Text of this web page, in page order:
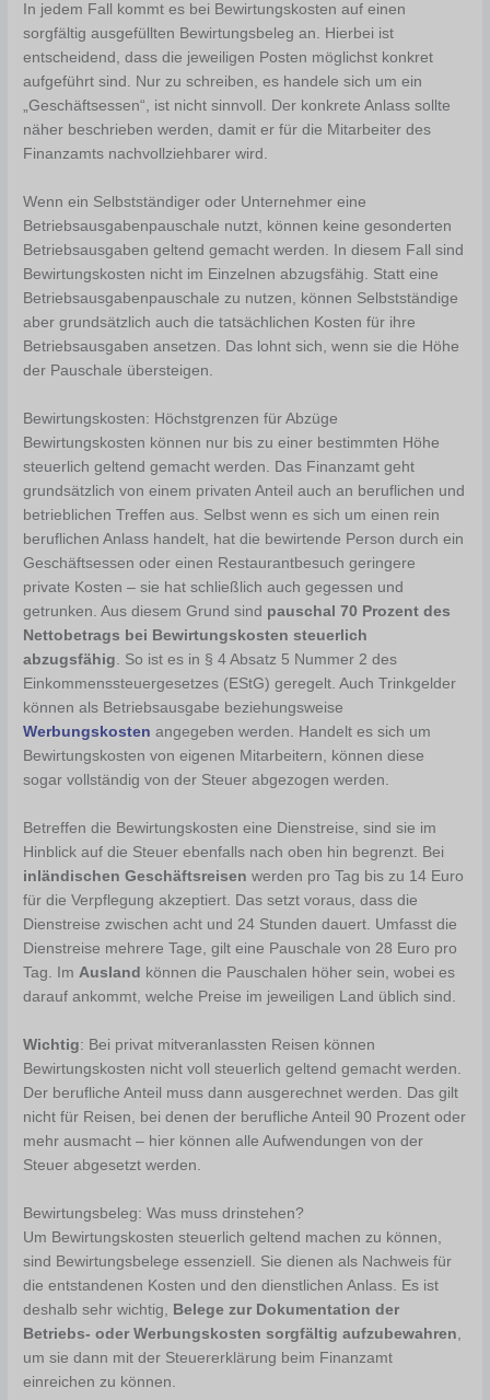
In jedem Fall kommt es bei Bewirtungskosten auf einen
sorgfältig ausgefüllten Bewirtungsbeleg an. Hierbei ist
entscheidend, dass die jeweiligen Posten möglichst konkret
aufgeführt sind. Nur zu schreiben, es handele sich um ein
„Geschäftsessen“, ist nicht sinnvoll. Der konkrete Anlass sollte
näher beschrieben werden, damit er für die Mitarbeiter des
Finanzamts nachvollziehbarer wird.
Wenn ein Selbstständiger oder Unternehmer eine
Betriebsausgabenpauschale nutzt, können keine gesonderten
Betriebsausgaben geltend gemacht werden. In diesem Fall sind
Bewirtungskosten nicht im Einzelnen abzugsfähig. Statt eine
Betriebsausgabenpauschale zu nutzen, können Selbstständige
aber grundsätzlich auch die tatsächlichen Kosten für ihre
Betriebsausgaben ansetzen. Das lohnt sich, wenn sie die Höhe
der Pauschale übersteigen.
Bewirtungskosten: Höchstgrenzen für Abzüge
Bewirtungskosten können nur bis zu einer bestimmten Höhe
steuerlich geltend gemacht werden. Das Finanzamt geht
grundsätzlich von einem privaten Anteil auch an beruflichen und
betrieblichen Treffen aus. Selbst wenn es sich um einen rein
beruflichen Anlass handelt, hat die bewirtende Person durch ein
Geschäftsessen oder einen Restaurantbesuch geringere
private Kosten – sie hat schließlich auch gegessen und
getrunken. Aus diesem Grund sind pauschal 70 Prozent des
Nettobetrags bei Bewirtungskosten steuerlich
abzugsfähig . So ist es in § 4 Absatz 5 Nummer 2 des
Einkommenssteuergesetzes (EStG) geregelt. Auch Trinkgelder
können als Betriebsausgabe beziehungsweise
Werbungskosten angegeben werden. Handelt es sich um
Bewirtungskosten von eigenen Mitarbeitern, können diese
sogar vollständig von der Steuer abgezogen werden.
Betreffen die Bewirtungskosten eine Dienstreise, sind sie im
Hinblick auf die Steuer ebenfalls nach oben hin begrenzt. Bei
inländischen Geschäftsreisenwerden pro Tag bis zu 14 Euro
für die Verpflegung akzeptiert. Das setzt voraus, dass die
Dienstreise zwischen acht und 24 Stunden dauert. Umfasst die
Dienstreise mehrere Tage, gilt eine Pauschale von 28 Euro pro
Tag. Im Ausland können die Pauschalen höher sein, wobei es
darauf ankommt, welche Preise im jeweiligen Land üblich sind.
Wichtig: Bei privat mitveranlassten Reisen können
Bewirtungskosten nicht voll steuerlich geltend gemacht werden.
Der berufliche Anteil muss dann ausgerechnet werden. Das gilt
nicht für Reisen, bei denen der berufliche Anteil 90 Prozent oder
mehr ausmacht – hier können alle Aufwendungen von der
Steuer abgesetzt werden.
Bewirtungsbeleg: Was muss drinstehen?
Um Bewirtungskosten steuerlich geltend machen zu können,
sind Bewirtungsbelege essenziell. Sie dienen als Nachweis für
die entstandenen Kosten und den dienstlichen Anlass. Es ist
deshalb sehr wichtig, Belege zur Dokumentation der
Betriebs- oder Werbungskosten sorgfältig aufzubewahren
um sie dann mit der Steuererklärung beim Finanzamt
einreichen zu können.